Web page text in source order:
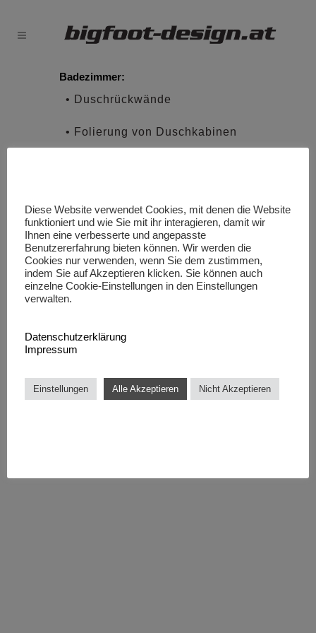
Badezimmer:
• Duschrückwände
• Folierung von Duschkabinen
Ingo Breitfuß bigfoot-design.at |Gewerbepark
Harham 25 | A-5760 Saalfelden T: + 43 6582 207 86
office@bigfoot-design.at|Impressum |datenschutz
Diese Website verwendet Cookies, mit denen die Website
funktioniert und wie Sie mit ihr interagieren, damit wir
Ihnen eine verbesserte und angepasste
Benutzererfahrung bieten können. Wir werden die
Cookies nur verwenden, wenn Sie dem zustimmen,
indem Sie auf Akzeptieren klicken. Sie können auch
einzelne Cookie-Einstellungen in den Einstellungen
verwalten.
Datenschutzerklärung
Impressum
Einstellungen Alle Akzeptieren Nicht Akzeptieren